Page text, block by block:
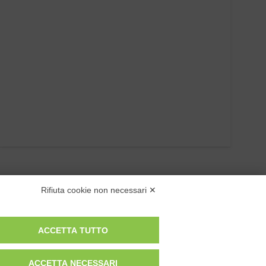
Rifiuta cookie non necessari ✕
ACCETTA TUTTO
ACCETTA NECESSARI